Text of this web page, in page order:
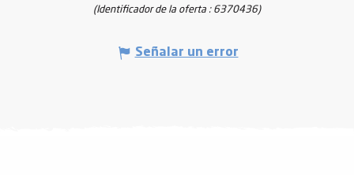
(Identificador de la oferta : 6370436)
Señalar un error